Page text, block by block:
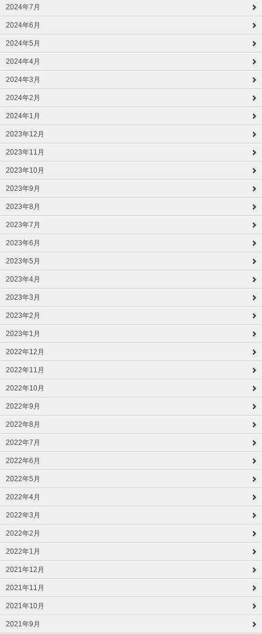
2024年7月
2024年6月
2024年5月
2024年4月
2024年3月
2024年2月
2024年1月
2023年12月
2023年11月
2023年10月
2023年9月
2023年8月
2023年7月
2023年6月
2023年5月
2023年4月
2023年3月
2023年2月
2023年1月
2022年12月
2022年11月
2022年10月
2022年9月
2022年8月
2022年7月
2022年6月
2022年5月
2022年4月
2022年3月
2022年2月
2022年1月
2021年12月
2021年11月
2021年10月
2021年9月